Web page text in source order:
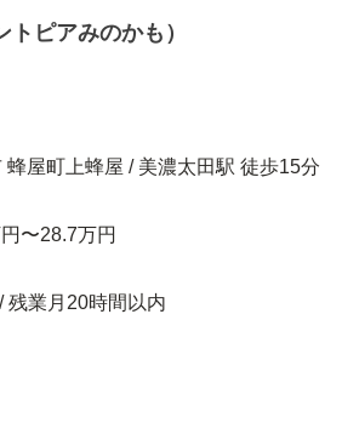
ピアみのかも）
蜂屋町上蜂屋 / 美濃太田駅 徒歩15分
〜28.7万円
残業月20時間以内